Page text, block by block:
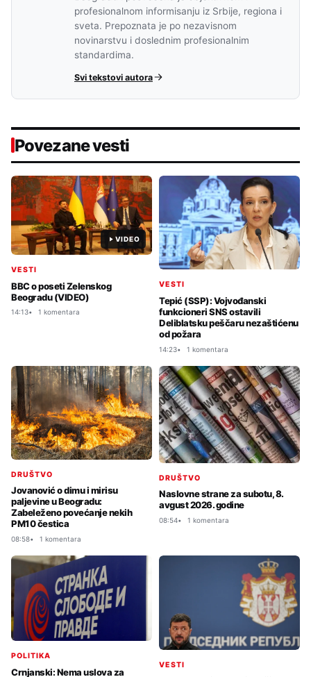
profesionalnom informisanju iz Srbije, regiona i
sveta. Prepoznata je po nezavisnom
novinarstvu i doslednim profesionalnim
standardima.
Svi tekstovi autora
Povezane vesti
VIDEO
VESTI
BBC o poseti Zelenskog
Beogradu (VIDEO)
14:13 1 komentara
VESTI
Tepić (SSP): Vojvođanski
funkcioneri SNS ostavili
Deliblatsku peščaru nezaštićenu
od požara
14:23 1 komentara
DRUŠTVO
Jovanović o dimu i mirisu
paljevine u Beogradu:
Zabeleženo povećanje nekih
PM10 čestica
08:58 1 komentara
DRUŠTVO
Naslovne strane za subotu, 8.
avgust 2026. godine
08:54 1 komentara
POLITIKA
Crnjanski: Nema uslova za
VESTI